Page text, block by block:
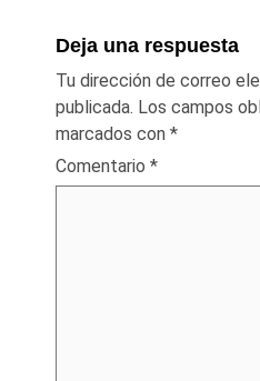
Deja una respuesta
Tu dirección de correo
publicada. Los campos
marcados con *
Comentario *